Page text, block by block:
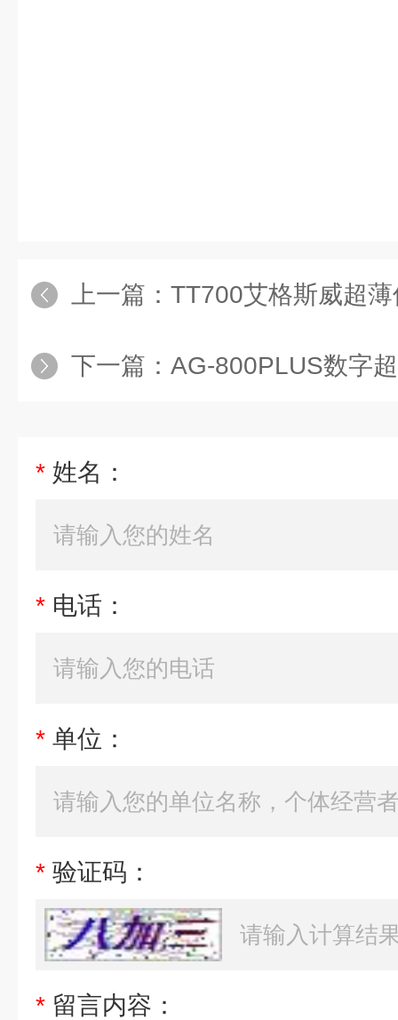
上一篇： TT700艾格斯威超
下一篇： AG-800PLUS数字
* 姓名：
* 电话：
* 单位：
* 验证码：
* 留言内容：